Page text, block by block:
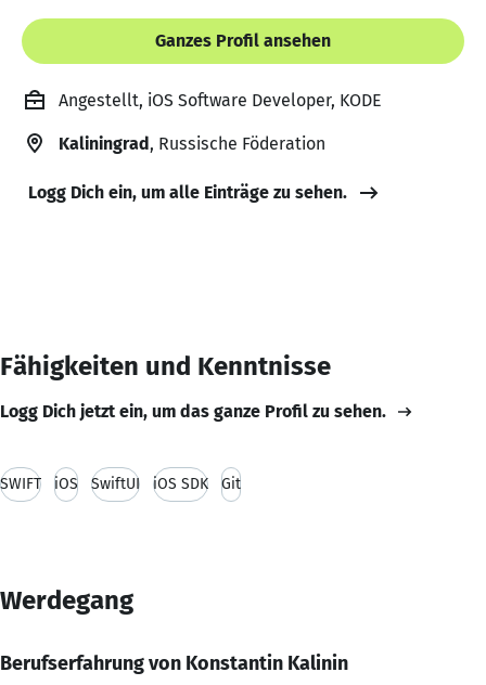
Ganzes Profil ansehen
Angestellt, iOS Software Developer, KODE
Kaliningrad, Russische Föderation
Logg Dich ein, um alle Einträge zu sehen.
Fähigkeiten und Kenntnisse
Logg Dich jetzt ein, um das ganze Profil zu sehen.
SWIFT iOS SwiftUI iOS SDK Git
Werdegang
Berufserfahrung von Konstantin Kalinin